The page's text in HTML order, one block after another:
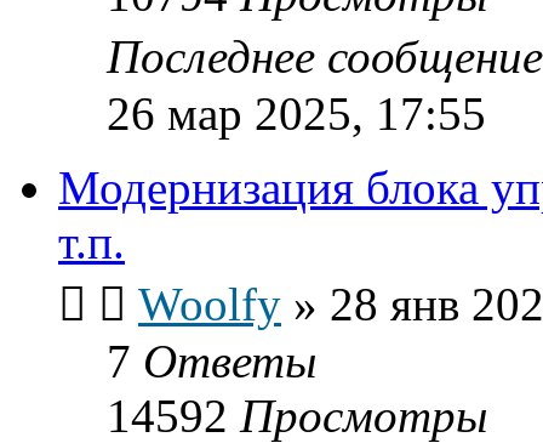
Последнее
26 мар 2025, 17:55
Модернизация блока
т.п.
Woolfy » 28 янв
7 Ответы
14592 Просмотры